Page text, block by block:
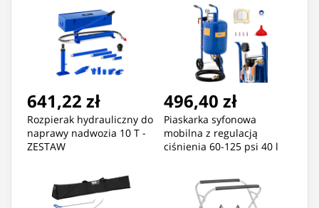
641,22 zł
Rozpierak hydrauliczny do
naprawy nadwozia 10 T -
ZESTAW
496,40 zł
Piaskarka syfonowa
mobilna z regulacją
ciśnienia 60-125 psi 40 l